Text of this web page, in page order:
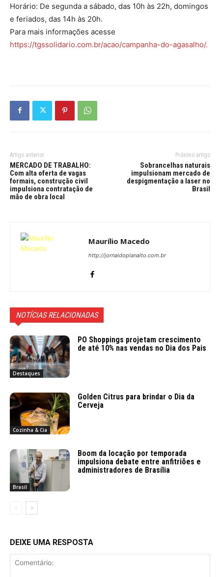
Horário: De segunda a sábado, das 10h às 22h, domingos
e feriados, das 14h às 20h.
Para mais informações acesse
https://tgssolidario.com.br/acao/campanha-do-agasalho/.
Artigo anterior
MERCADO DE TRABALHO:
Com alta oferta de vagas
formais, construção civil
impulsiona contratação de
mão de obra local
Próximo artigo
Sobrancelhas naturais
impulsionam mercado de
despigmentação a laser no
Brasil
Maurílio Macedo
http://jornaldoplanalto.com.br
NOTÍCIAS RELACIONADAS
Destaques
PO Shoppings projetam crescimento
de até 10% nas vendas no Dia dos Pais
Cozinha & Cia
Golden Citrus para brindar o Dia da
Cerveja
Brasil
Boom da locação por temporada
impulsiona debate entre anfitriões e
administradores de Brasília
DEIXE UMA RESPOSTA